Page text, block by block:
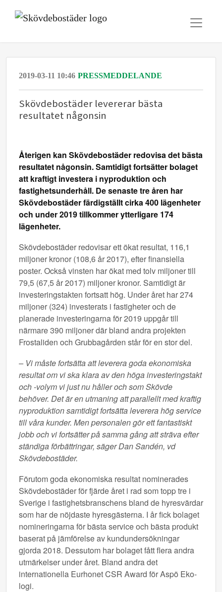
2019-03-11 10:46 PRESSMEDDELANDE
​Skövdebostäder levererar bästa
resultatet någonsin
Återigen kan Skövdebostäder redovisa det bästa
resultatet någonsin. Samtidigt fortsätter bolaget
att kraftigt investera i nyproduktion och
fastighetsunderhåll. De senaste tre åren har
Skövdebostäder färdigställt cirka 400 lägenheter
och under 2019 tillkommer ytterligare 174
lägenheter.
Skövdebostäder redovisar ett ökat resultat, 116,1
miljoner kronor (108,6 år 2017), efter finansiella
poster. Också vinsten har ökat med tolv miljoner till
79,5 (67,5 år 2017) miljoner kronor. Samtidigt är
investeringstakten fortsatt hög. Under året har 274
miljoner (324) investerats i fastigheter och de
planerade investeringarna för 2019 uppgår till
närmare 390 miljoner där bland andra projekten
Frostaliden och Grubbagården står för en stor del.
– Vi måste fortsätta att leverera goda ekonomiska
resultat om vi ska klara av den höga investeringstakt
och -volym vi just nu håller och som Skövde
behöver. Det är en utmaning att parallellt med kraftig
nyproduktion samtidigt fortsätta leverera hög service
till våra kunder. Men personalen gör ett fantastiskt
jobb och vi fortsätter på samma gång att sträva efter
ständiga förbättringar, säger Dan Sandén, vd
Skövdebostäder.
Förutom goda ekonomiska resultat nominerades
Skövdebostäder för fjärde året i rad som topp tre i
Sverige i fastighetsbranschens bland de hyresvärdar
som har de nöjdaste hyresgästerna. I år fick bolaget
nomineringarna för bästa service och bästa produkt
baserat på jämförelse av kundundersökningar
gjorda 2018. Dessutom har bolaget fått flera andra
utmärkelser under året. Bland andra det
internationella Eurhonet CSR Award för Aspö Eko-
logi.